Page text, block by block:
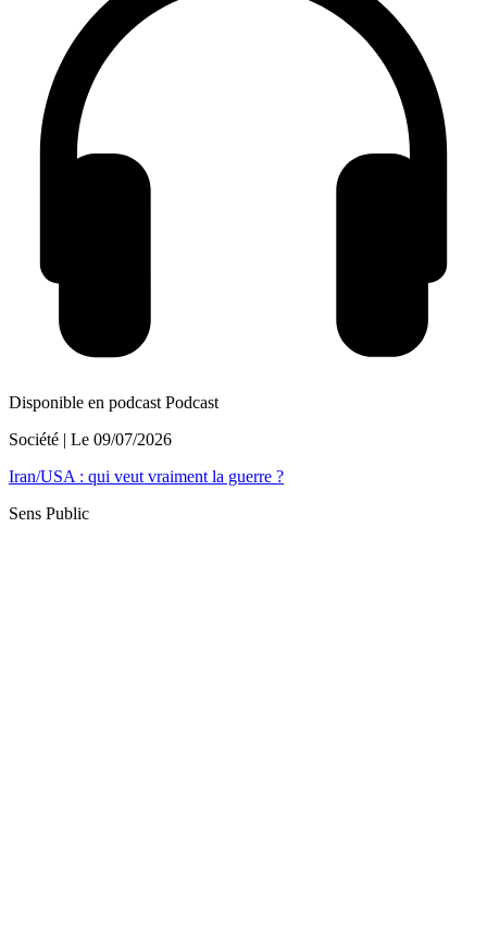
Disponible en podcast Podcast
Société | Le 09/07/2026
Iran/USA : qui veut vraiment la guerre ?
Sens Public